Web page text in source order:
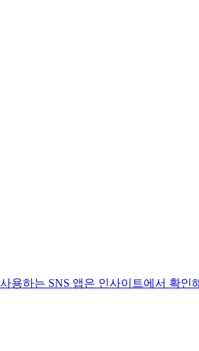
용하는 SNS 앱은 인사이트에서 확인